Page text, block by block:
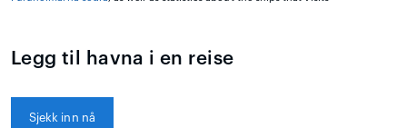
Legg til havna i en reise
Sjekk inn nå